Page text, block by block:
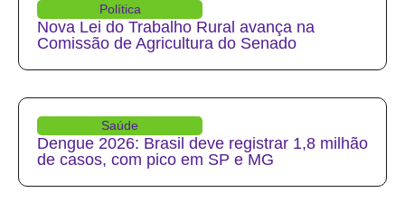
Política
Nova Lei do Trabalho Rural avança na
Comissão de Agricultura do Senado
Saúde
Dengue 2026: Brasil deve registrar 1,8 milhão
de casos, com pico em SP e MG